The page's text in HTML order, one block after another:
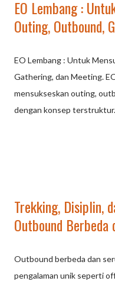
EO Lembang :
Outing, Outbound,
EO Lembang : Untuk
Gathering, dan Meeting.
mensukseskan outing,
dengan konsep
(hotel/area terbuka),
untuk meningkatkan
Kantor di Lembang dengan
formal, team building, dan
Cikole) untuk
Trekking, Disiplin,
Outbound Berbeda
Outbound berbeda dan
pengalaman unik seperti